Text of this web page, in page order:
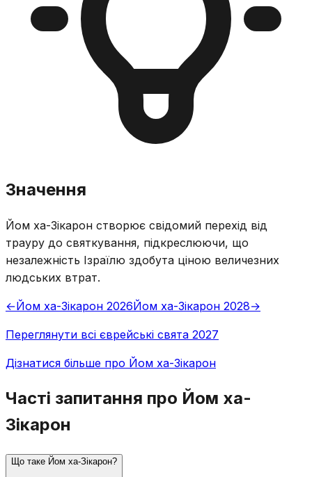
Значення
Йом ха-Зікарон створює свідомий перехід від
трауру до святкування, підкреслюючи, що
незалежність Ізраїлю здобута ціною величезних
людських втрат.
←Йом ха-Зікарон 2026Йом ха-Зікарон 2028→
Переглянути всі єврейські свята 2027
Дізнатися більше про Йом ха-Зікарон
Часті запитання про Йом ха-
Зікарон
Що таке Йом ха-Зікарон?